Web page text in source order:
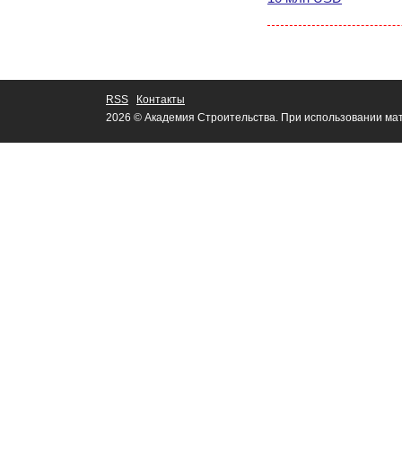
RSS
Контакты
2026 © Академия Строительства. При использовании